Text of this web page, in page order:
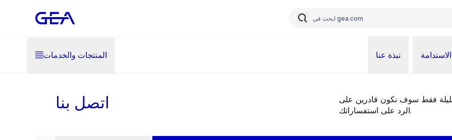
المنتجات والخدمات نبذة عنا الاستدامة
اتصل بنا
فقط سوف نكون قادرين على
الرد على استفساراتك.